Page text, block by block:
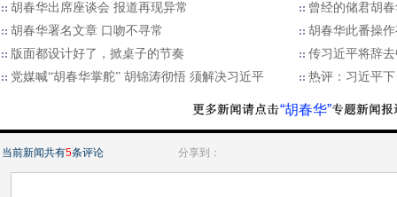
胡春华出席座谈会 报道再现异常
曾经的储君胡
胡春华署名文章 口吻不寻常
胡春华此番操
版面都设计好了，掀桌子的节奏
传习近平将辞
党媒喊“胡春华掌舵” 胡锦涛彻悟 须解决习近平
热评：习近平
“胡春华”
当前新闻共有5条评论 分享到：